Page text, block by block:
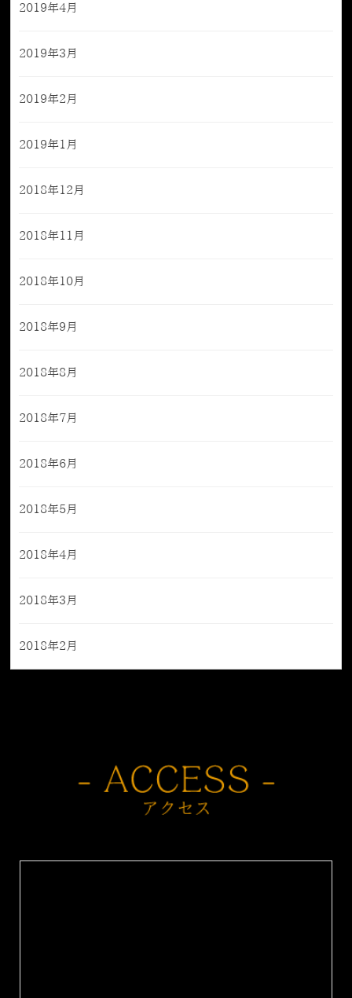
2019年4月
2019年3月
2019年2月
2019年1月
2018年12月
2018年11月
2018年10月
2018年9月
2018年8月
2018年7月
2018年6月
2018年5月
2018年4月
2018年3月
2018年2月